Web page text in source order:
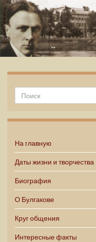
На главную
Даты жизни и творчества
Биография
О Булгакове
Круг общения
Интересные факты